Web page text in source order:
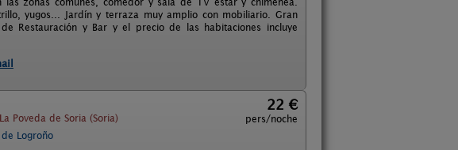
yugos... Jardín y terraza muy amplio con mobiliario. Gran
Restauración y Bar y el precio de las habitaciones incluye
Poveda de Soria (Soria)
22 €
pers/noche
Logroño